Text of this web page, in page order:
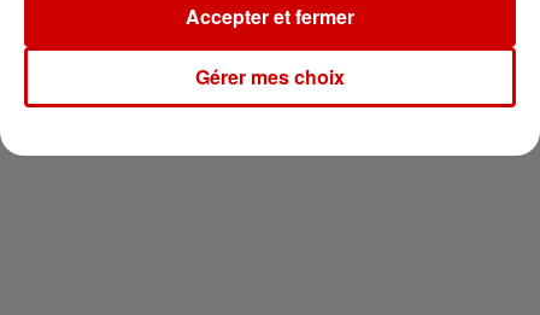
Newsletter
Gérer mes choix
Accepter et fermer